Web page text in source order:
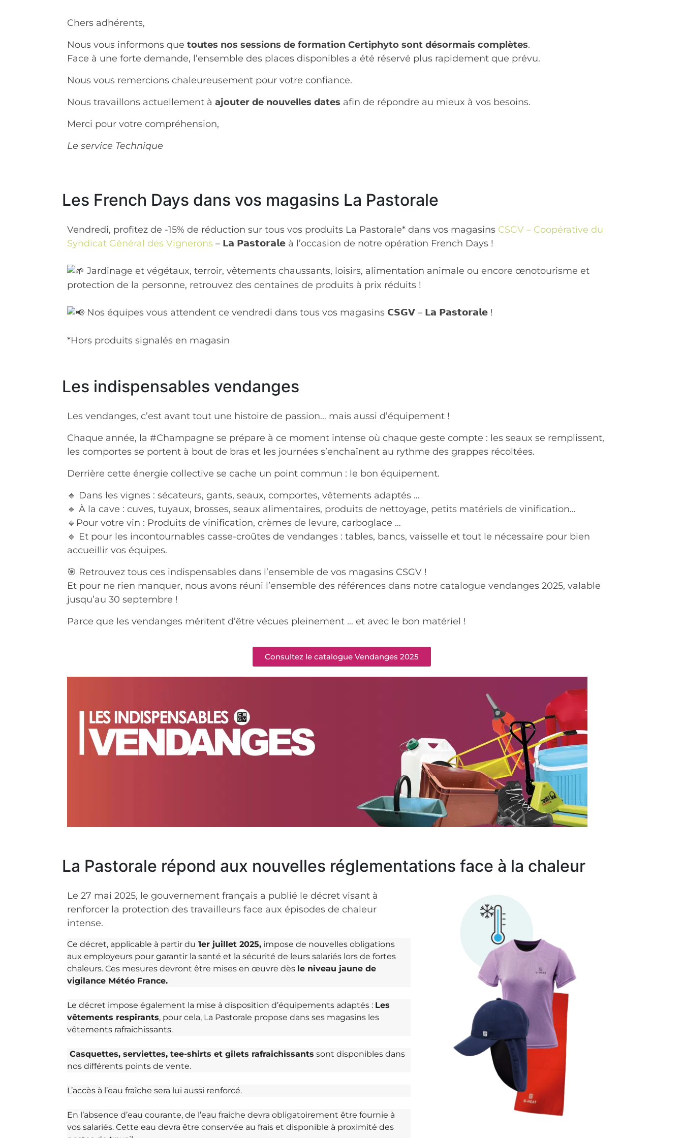
Chers adhérents,
Nous vous informons que toutes nos sessions de formation Certiphyto sont désormais complètes.
Face à une forte demande, l’ensemble des places disponibles a été réservé plus rapidement que prévu.
Nous vous remercions chaleureusement pour votre confiance.
Nous travaillons actuellement à ajouter de nouvelles dates afin de répondre au mieux à vos besoins.
Merci pour votre compréhension,
Le service Technique
Les French Days dans vos magasins La Pastorale
Vendredi, profitez de -15% de réduction sur tous vos produits La Pastorale* dans vos magasins CSGV – Coopérative du
Syndicat Général des Vignerons – 𝗟𝗮 𝗣𝗮𝘀𝘁𝗼𝗿𝗮𝗹𝗲 à l’occasion de notre opération French Days !
Jardinage et végétaux, terroir, vêtements chaussants, loisirs, alimentation animale ou encore œnotourisme et
protection de la personne, retrouvez des centaines de produits à prix réduits !
Nos équipes vous attendent ce vendredi dans tous vos magasins 𝗖𝗦𝗚𝗩 – 𝗟𝗮 𝗣𝗮𝘀𝘁𝗼𝗿𝗮𝗹𝗲 !
*Hors produits signalés en magasin
Les indispensables vendanges
Les vendanges, c’est avant tout une histoire de passion… mais aussi d’équipement !
Chaque année, la #Champagne se prépare à ce moment intense où chaque geste compte : les seaux se remplissent,
les comportes se portent à bout de bras et les journées s’enchaînent au rythme des grappes récoltées.
Derrière cette énergie collective se cache un point commun : le bon équipement.
🔹 Dans les vignes : sécateurs, gants, seaux, comportes, vêtements adaptés …
🔹 À la cave : cuves, tuyaux, brosses, seaux alimentaires, produits de nettoyage, petits matériels de vinification…
🔹Pour votre vin : Produits de vinification, crèmes de levure, carboglace …
🔹 Et pour les incontournables casse-croûtes de vendanges : tables, bancs, vaisselle et tout le nécessaire pour bien
accueillir vos équipes.
🎯 Retrouvez tous ces indispensables dans l’ensemble de vos magasins CSGV !
Et pour ne rien manquer, nous avons réuni l’ensemble des références dans notre catalogue vendanges 2025, valable
jusqu’au 30 septembre !
Parce que les vendanges méritent d’être vécues pleinement … et avec le bon matériel !
Consultez le catalogue Vendanges 2025
La Pastorale répond aux nouvelles réglementations face à la chaleur
Le 27 mai 2025, le gouvernement français a publié le décret visant à
renforcer la protection des travailleurs face aux épisodes de chaleur
intense.
Ce décret, applicable à partir du 1er juillet 2025, impose de nouvelles obligations
aux employeurs pour garantir la santé et la sécurité de leurs salariés lors de fortes
chaleurs. Ces mesures devront être mises en œuvre dès le niveau jaune de
vigilance Météo France.
Le décret impose également la mise à disposition d’équipements adaptés : Les
vêtements respirants, pour cela, La Pastorale propose dans ses magasins les
vêtements rafraichissants.
Casquettes, serviettes, tee-shirts et gilets rafraichissants sont disponibles dans
nos différents points de vente.
L’accès à l’eau fraîche sera lui aussi renforcé.
En l’absence d’eau courante, de l’eau fraiche devra obligatoirement être fournie à
vos salariés. Cette eau devra être conservée au frais et disponible à proximité des